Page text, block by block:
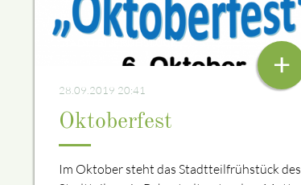
STADTTEILFRÜHSTÜCK
28.09.2019 20:41
Oktoberfest
Im Oktober steht das Stadtteilfrühstück des
+